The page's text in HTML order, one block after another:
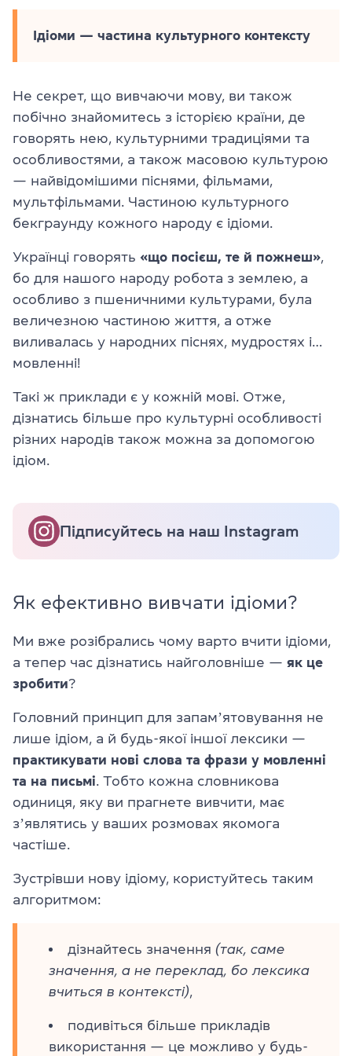
Ідіоми — частина культурного контексту
Не секрет, що вивчаючи мову, ви також
побічно знайомитесь з історією країни, де
говорять нею, культурними традиціями та
особливостями, а також масовою культурою
— найвідомішими піснями, фільмами,
мультфільмами. Частиною культурного
бекграунду кожного народу є ідіоми.
Українці говорять «що посієш, те й пожнеш»,
бо для нашого народу робота з землею, а
особливо з пшеничними культурами, була
величезною частиною життя, а отже
виливалась у народних піснях, мудростях і…
мовленні!
Такі ж приклади є у кожній мові. Отже,
дізнатись більше про культурні особливості
різних народів також можна за допомогою
ідіом.
Підписуйтесь на наш Instagram
Як ефективно вивчати ідіоми?
Ми вже розібрались чому варто вчити ідіоми,
а тепер час дізнатись найголовніше — як це
зробити?
Головний принцип для запамʼятовування не
лише ідіом, а й будь-якої іншої лексики —
практикувати нові слова та фрази у мовленні
та на письмі. Тобто кожна словникова
одиниця, яку ви прагнете вивчити, має
зʼявлятись у ваших розмовах якомога
частіше.
Зустрівши нову ідіому, користуйтесь таким
алгоритмом:
дізнайтесь значення (так, саме
значення, а не переклад, бо лексика
вчиться в контексті),
подивіться більше прикладів
використання — це можливо у будь-